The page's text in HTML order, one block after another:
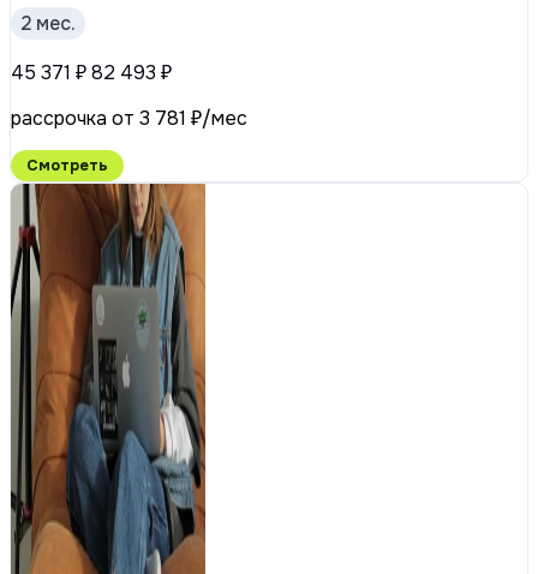
2 мес.
45 371 ₽82 493 ₽
рассрочка от 3 781 ₽/мес
Смотреть